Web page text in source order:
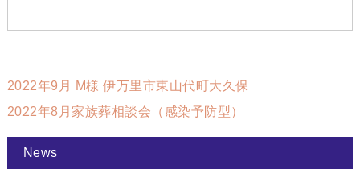
2022年9月 M様 伊万里市東山代町大久保
2022年8月家族葬相談会（感染予防型）
News